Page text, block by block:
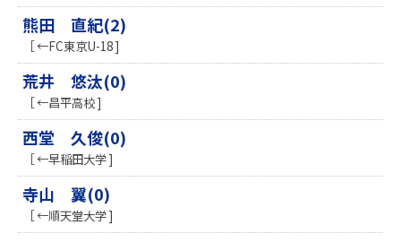
熊田 直紀(2)
［ ←FC東京U-18 ]
荒井 悠汰(0)
［ ←昌平高校 ]
西堂 久俊(0)
［ ←早稲田大学 ]
寺山 翼(0)
［ ←順天堂大学 ]